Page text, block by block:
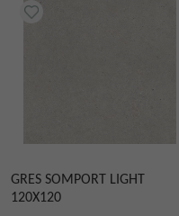
GRES SOMPORT LIGHT
120X120